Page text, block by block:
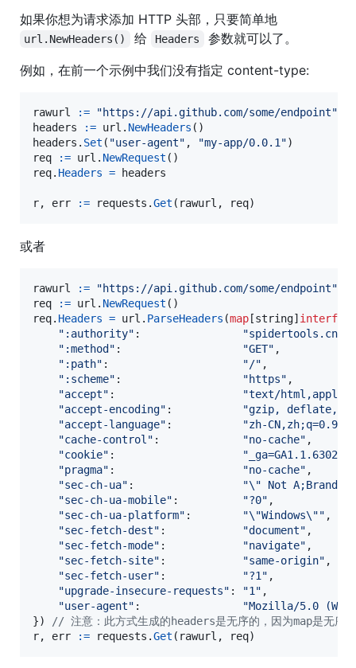
如果你想为请求添加 HTTP 头部，只要简单地
url.NewHeaders() 给 Headers
参数就可以了。
例如，在前一个示例中我们没有指定 content-type:
rawurl :=
"https://api.github.com/some/endpoint"
headers
:= url . NewHeaders
headers . Set ( "user-agent" , "my-app/0.0.1"
req
:= url . NewRequest
req. Headers = headers
r, err := requests .Get ( rawurl , req)
或者
rawurl :=
"https://api.github.com/some/endpoint"
req
:= url . NewRequest
req. Headers = url . ParseHeaders (map [string] interface
":authority" : "spidertools.cn"
":method" : "GET" ,
":path" : "/" ,
":scheme" : "https" ,
"accept" :
"text/
"accept-encoding" :
"gzip, deflate,
"accept-language" : "zh-CN,zh;q=0.9"
"cache-control" : "no-cache" ,
"cookie" :
"pragma" : "no-cache" ,
"sec-ch-ua" : "\" Not A;Brand
"sec-ch-ua-mobile" : "?0" ,
"sec-ch-ua-platform" : "\"Windows\"" ,
"sec-fetch-dest" : "document" ,
"sec-fetch-mode" : "navigate" ,
"sec-fetch-site" : "same-origin" ,
"sec-fetch-user" : "?1" ,
"upgrade-insecure-requests" : "1" ,
"user-agent" :
"Mozilla/5.0
})
// 注意：此方式生成的headers是无序的，因为map是无序
r, err := requests .Get ( rawurl , req)